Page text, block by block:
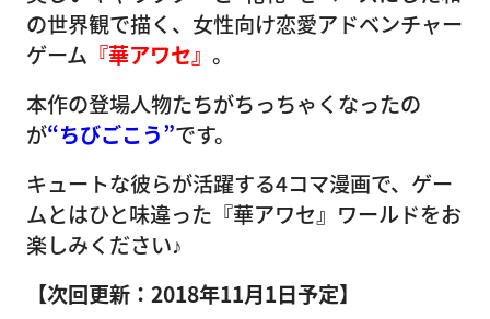
の世界観で描く、女性向け恋愛アドベンチャー
ゲーム 『華アワセ』 。
本作の登場人物たちがちっちゃくなったの
が“ちびごこう”です。
キュートな彼らが活躍する4コマ漫画で、ゲー
ムとはひと味違った『華アワセ』ワールドをお
楽しみください♪
【次回更新：2018年11月1日予定】